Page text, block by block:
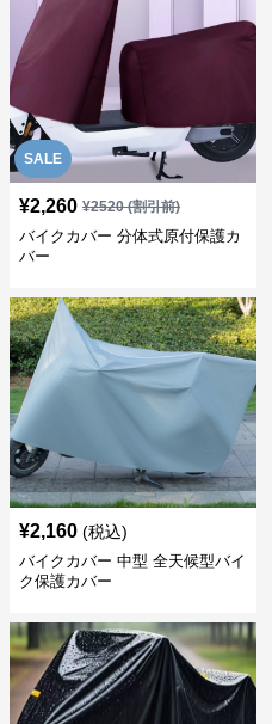
SALE
¥2,260 ¥2520(割引前)
バイクカバー 分体式原付保護カ
バー
¥2,160 (税込)
バイクカバー 中型 全天候型バイ
ク保護カバー